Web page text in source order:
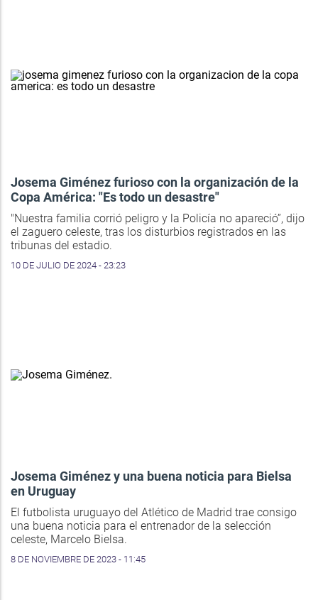
Josema Giménez furioso con la organización de la
Copa América: "Es todo un desastre"
"Nuestra familia corrió peligro y la Policía no apareció”, dijo
el zaguero celeste, tras los disturbios registrados en las
tribunas del estadio.
10 DE JULIO DE 2024 - 23:23
Josema Giménez y una buena noticia para Bielsa
en Uruguay
El futbolista uruguayo del Atlético de Madrid trae consigo
una buena noticia para el entrenador de la selección
celeste, Marcelo Bielsa.
8 DE NOVIEMBRE DE 2023 - 11:45